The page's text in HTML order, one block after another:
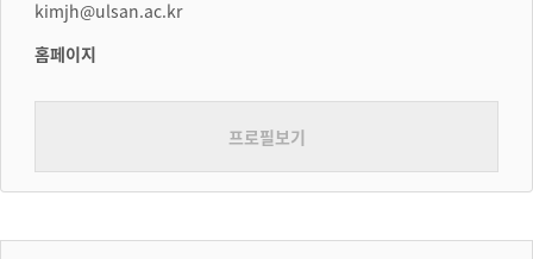
kimjh@ulsan.ac.kr
홈페이지
프로필보기